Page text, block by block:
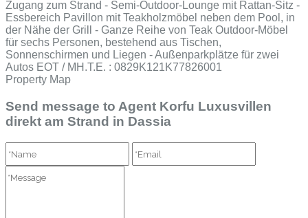
Zugang zum Strand - Semi-Outdoor-Lounge mit Rattan-Sitz -
Essbereich Pavillon mit Teakholzmöbel neben dem Pool, in
der Nähe der Grill - Ganze Reihe von Teak Outdoor-Möbel
für sechs Personen, bestehend aus Tischen,
Sonnenschirmen und Liegen - Außenparkplätze für zwei
Autos EOT / MH.T.E. : 0829K121K77826001
Property Map
Send message to Agent Korfu Luxusvillen
direkt am Strand in Dassia